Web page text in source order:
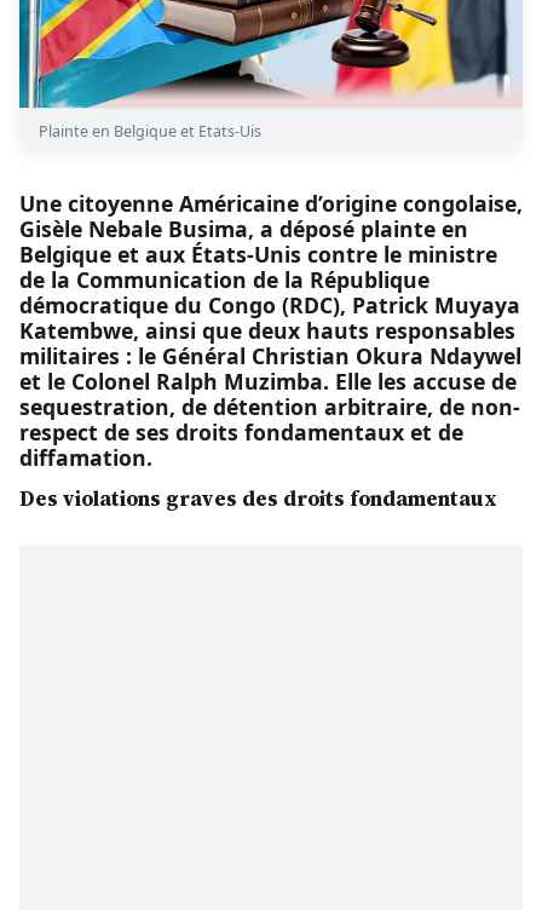
Plainte en Belgique et Etats-Uis
Une citoyenne Américaine d’origine congolaise,
Gisèle Nebale Busima, a déposé plainte en
Belgique et aux États-Unis contre le ministre
de la Communication de la République
démocratique du Congo (RDC), Patrick Muyaya
Katembwe, ainsi que deux hauts responsables
militaires : le Général Christian Okura Ndaywel
et le Colonel Ralph Muzimba. Elle les accuse de
sequestration, de détention arbitraire, de non-
respect de ses droits fondamentaux et de
diffamation.
Des violations graves des droits fondamentaux